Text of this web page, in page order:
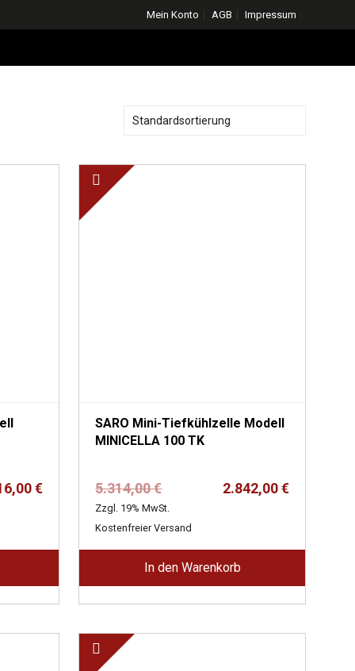
Mein Konto AGB Impressum
€
SARO Mini-Tiefkühlzelle Modell
MINICELLA 100 TK
5.314,00€Ursprünglicher
Preis
war:
5.314,00 €
2.842,00€
Aktueller
Preis
ist:
2.842,00 €.
Zzgl. 19% MwSt.
Kostenfreier Versand
In den Warenkorb